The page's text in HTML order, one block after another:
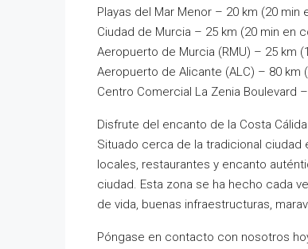
Playas del Mar Menor – 20 km (20 min
Ciudad de Murcia – 25 km (20 min en
Aeropuerto de Murcia (RMU) – 25 km
Aeropuerto de Alicante (ALC) – 80 km
Centro Comercial La Zenia Boulevard
Disfrute del encanto de la Costa Cálida
Situado cerca de la tradicional
locales, restaurantes y encanto
ciudad. Esta zona se ha hecho cada
de vida, buenas infraestructuras,
Póngase en contacto con nosotros